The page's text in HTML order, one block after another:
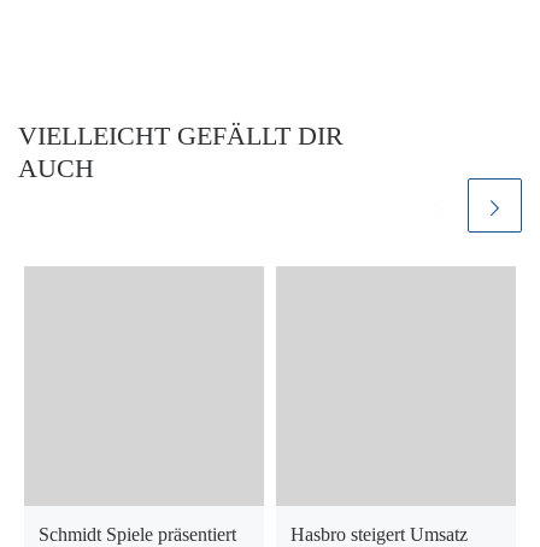
VIELLEICHT GEFÄLLT DIR
AUCH
Schmidt Spiele präsentiert
Hasbro steigert Umsatz